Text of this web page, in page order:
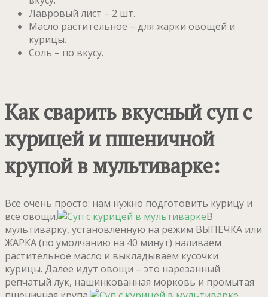
Лавровый лист – 2 шт.
Масло растительное – для жарки овощей и
курицы.
Соль – по вкусу.
Как сварить вкусный суп с
курицей и пшеничной
крупой в мультиварке:
Всё очень просто: нам нужно подготовить курицу и
все овощи.
В
мультиварку, установленную на режим ВЫПЕЧКА или
ЖАРКА (по умолчанию на 40 минут) наливаем
растительное масло и выкладываем кусочки
курицы. Далее идут овощи – это нарезанный
репчатый лук, нашинкованная морковь и промытая